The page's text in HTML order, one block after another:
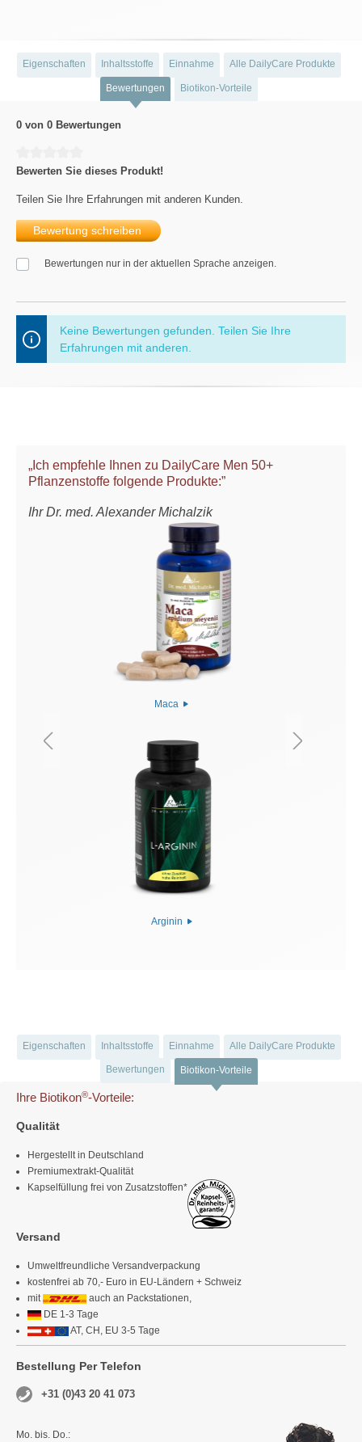
Eigenschaften Inhaltsstoffe Einnahme Alle DailyCare Produkte
Bewertungen Biotikon-Vorteile
0 von 0 Bewertungen
Bewerten Sie dieses Produkt!
Teilen Sie Ihre Erfahrungen mit anderen Kunden.
Bewertung schreiben
Bewertungen nur in der aktuellen Sprache anzeigen.
Keine Bewertungen gefunden. Teilen Sie Ihre
Erfahrungen mit anderen.
„Ich empfehle Ihnen zu DailyCare Men 50+
Pflanzenstoffe folgende Produkte:”
Ihr Dr. med. Alexander Michalzik
Maca
Arginin
Eigenschaften Inhaltsstoffe Einnahme Alle DailyCare Produkte
Bewertungen Biotikon-Vorteile
Ihre Biotikon®-Vorteile:
Qualität
Hergestellt in Deutschland
Premiumextrakt-Qualität
Kapselfüllung frei von Zusatzstoffen*
Versand
Umweltfreundliche Versandverpackung
kostenfrei ab 70,- Euro in EU-Ländern + Schweiz
mit
auch an Packstationen,
DE 1-3 Tage
AT, CH, EU 3-5 Tage
Bestellung Per Telefon
+31 (0)43 20 41 073
Mo. bis. Do.: